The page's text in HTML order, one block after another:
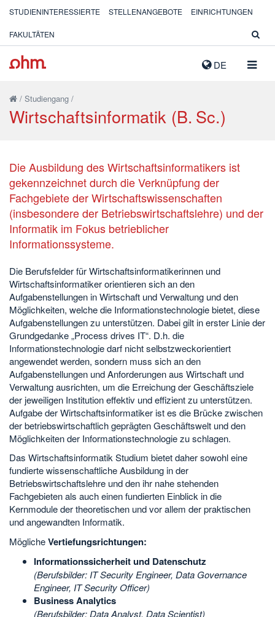
DE
STUDIENINTERESSIERTE STELLENANGEBOTE EINRICHTUNGEN
FAKULTÄTEN
/ Studiengang /
Wirtschaftsinformatik (B. Sc.)
Die Ausbildung des Wirtschaftsinformatikers ist
gekennzeichnet durch die Verknüpfung der
Fachgebiete der Wirtschaftswissenschaften
(insbesondere der Betriebswirtschaftslehre) und der
Informatik im Fokus betrieblicher
Informationssysteme.
Die Berufsfelder für Wirtschaftsinformatikerinnen und
Wirtschaftsinformatiker orientieren sich an den
Aufgabenstellungen in Wirtschaft und Verwaltung und den
Möglichkeiten, welche die Informationstechnologie bietet, diese
Aufgabenstellungen zu unterstützen. Dabei gilt in erster Linie der
Grundgedanke „Process drives IT“. D.h. die
Informationstechnologie darf nicht selbstzweckorientiert
angewendet werden, sondern muss sich an den
Aufgabenstellungen und Anforderungen aus Wirtschaft und
Verwaltung ausrichten, um die Erreichung der Geschäftsziele
der jeweiligen Institution effektiv und effizient zu unterstützen.
Aufgabe der Wirtschaftsinformatiker ist es die Brücke zwischen
der betriebswirtschaftlich geprägten Geschäftswelt und den
Möglichkeiten der Informationstechnologie zu schlagen.
Das Wirtschaftsinformatik Studium bietet daher sowohl eine
fundierte wissenschaftliche Ausbildung in der
Betriebswirtschaftslehre und den ihr nahe stehenden
Fachgebieten als auch einen fundierten Einblick in die
Kernmodule der theoretischen und vor allem der praktischen
und angewandten Informatik.
MöglicheVertiefungsrichtungen:
Informationssicherheit und Datenschutz
(Berufsbilder: IT Security Engineer, Data Governance
Engineer, IT Security Officer)
Business Analytics
(Berufsbilder: Data Analyst, Data Scientist)